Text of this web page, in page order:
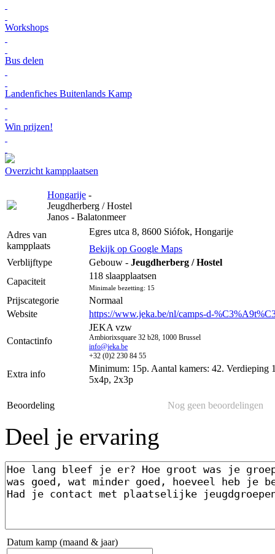
Workshops
Bus delen
Landenfiches Buitenlands Kamp
Win prijzen!
Overzicht kampplaatsen
Hongarije -
Jeugdherberg / Hostel
Janos - Balatonmeer
Adres van
kampplaats
Egres utca 8, 8600 Siófok, Hongarije
Bekijk op Google Maps
Verblijftype
Gebouw - Jeugdherberg / Hostel
Capaciteit
118 slaapplaatsen
Minimale bezetting: 15
Prijscategorie
Normaal
Website
https://www.jeka.be/nl/camps-d-
Contactinfo
JEKA vzw
Ambiorixsquare 32 b28, 1000 Brussel
info@jeka.be
+32 (0)2 230 84 55
Extra info
Minimum: 15p. Aantal kamers: 42.
5x4p, 2x3p
Beoordeling Nog geen beoordelingen
Deel je ervaring
Datum kamp (maand & jaar)